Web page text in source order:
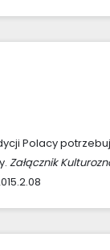
Polacy
Załącznik